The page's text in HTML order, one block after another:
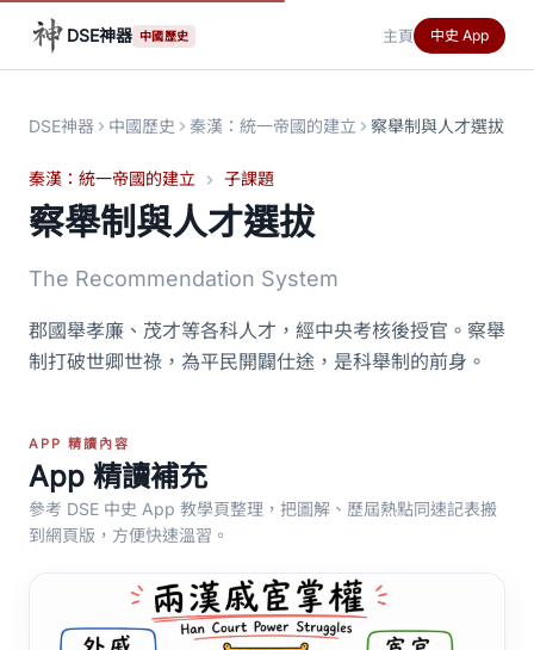
DSE神器 中國歷史 主頁 中史 App
DSE神器 中國歷史 秦漢：統一帝國的建立 察舉制與人才選拔
秦漢：統一帝國的建立 子課題
察舉制與人才選拔
The Recommendation System
郡國舉孝廉、茂才等各科人才，經中央考核後授官。察舉
制打破世卿世祿，為平民開闢仕途，是科舉制的前身。
APP 精讀內容
App 精讀補充
參考 DSE 中史 App 教學頁整理，把圖解、歷屆熱點同速記表搬
到網頁版，方便快速溫習。